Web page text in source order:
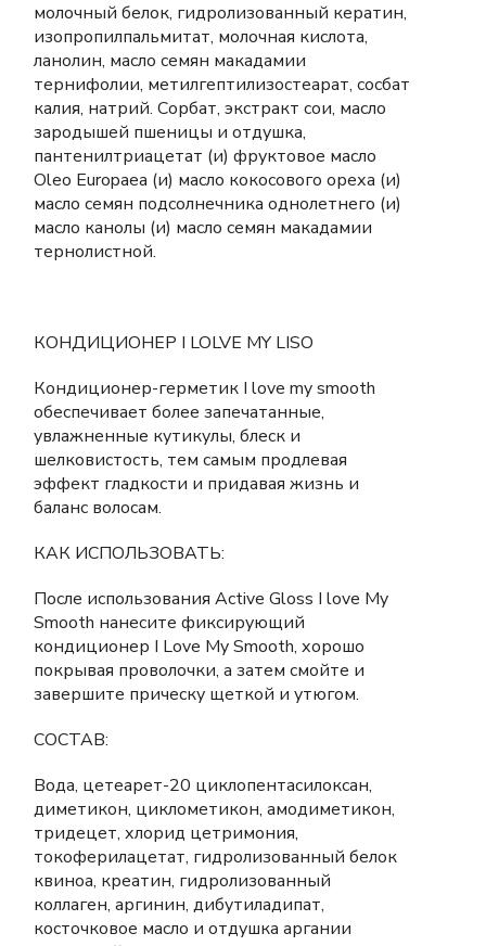
молочный белок, гидролизованный кератин,
изопропилпальмитат, молочная кислота,
ланолин, масло семян макадамии
тернифолии, метилгептилизостеарат, сосбат
калия, натрий. Сорбат, экстракт сои, масло
зародышей пшеницы и отдушка,
пантенилтриацетат (и) фруктовое масло
Oleo Europaea (и) масло кокосового ореха (и)
масло семян подсолнечника однолетнего (и)
масло канолы (и) масло семян макадамии
тернолистной.
КОНДИЦИОНЕР I LOLVE MY LISO
Кондиционер-герметик I love my smooth
обеспечивает более запечатанные,
увлажненные кутикулы, блеск и
шелковистость, тем самым продлевая
эффект гладкости и придавая жизнь и
баланс волосам.
КАК ИСПОЛЬЗОВАТЬ:
После использования Active Gloss I love My
Smooth нанесите фиксирующий
кондиционер I Love My Smooth, хорошо
покрывая проволочки, а затем смойте и
завершите прическу щеткой и утюгом.
СОСТАВ:
Вода, цетеарет-20 циклопентасилоксан,
диметикон, циклометикон, амодиметикон,
тридецет, хлорид цетримония,
токоферилацетат, гидролизованный белок
квиноа, креатин, гидролизованный
коллаген, аргинин, дибутиладипат,
косточковое масло и отдушка аргании